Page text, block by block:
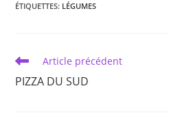
ÉTIQUETTES: LÉGUMES
Read
articles
Article précédent
PIZZA DU SUD